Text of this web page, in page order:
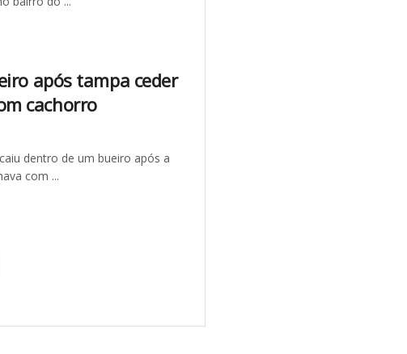
após tampa ceder
cachorro
dentro de um bueiro após a
com ...